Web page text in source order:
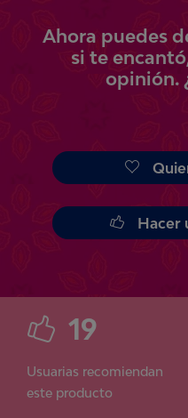
Ahora puedes
si te
opinión.
Hacer
19
Usuarias recomiendan
este producto